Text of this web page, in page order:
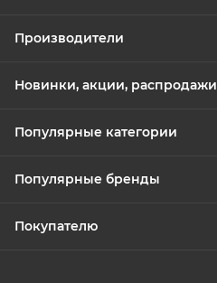
Производители
Новинки, акции, распродажи
Популярные категории
Популярные бренды
Покупателю